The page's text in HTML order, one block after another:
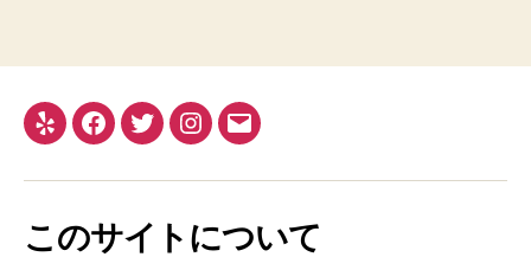
このサイトについて